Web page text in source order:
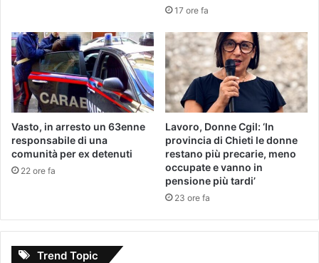
17 ore fa
Vasto, in arresto un 63enne
responsabile di una
comunità per ex detenuti
22 ore fa
Lavoro, Donne Cgil: ‘In
provincia di Chieti le donne
restano più precarie, meno
occupate e vanno in
pensione più tardi’
23 ore fa
Trend Topic